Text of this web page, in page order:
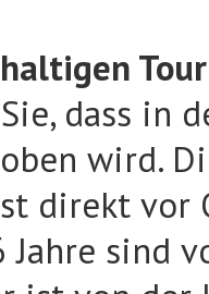
dass in
wird.
direkt vor
sind